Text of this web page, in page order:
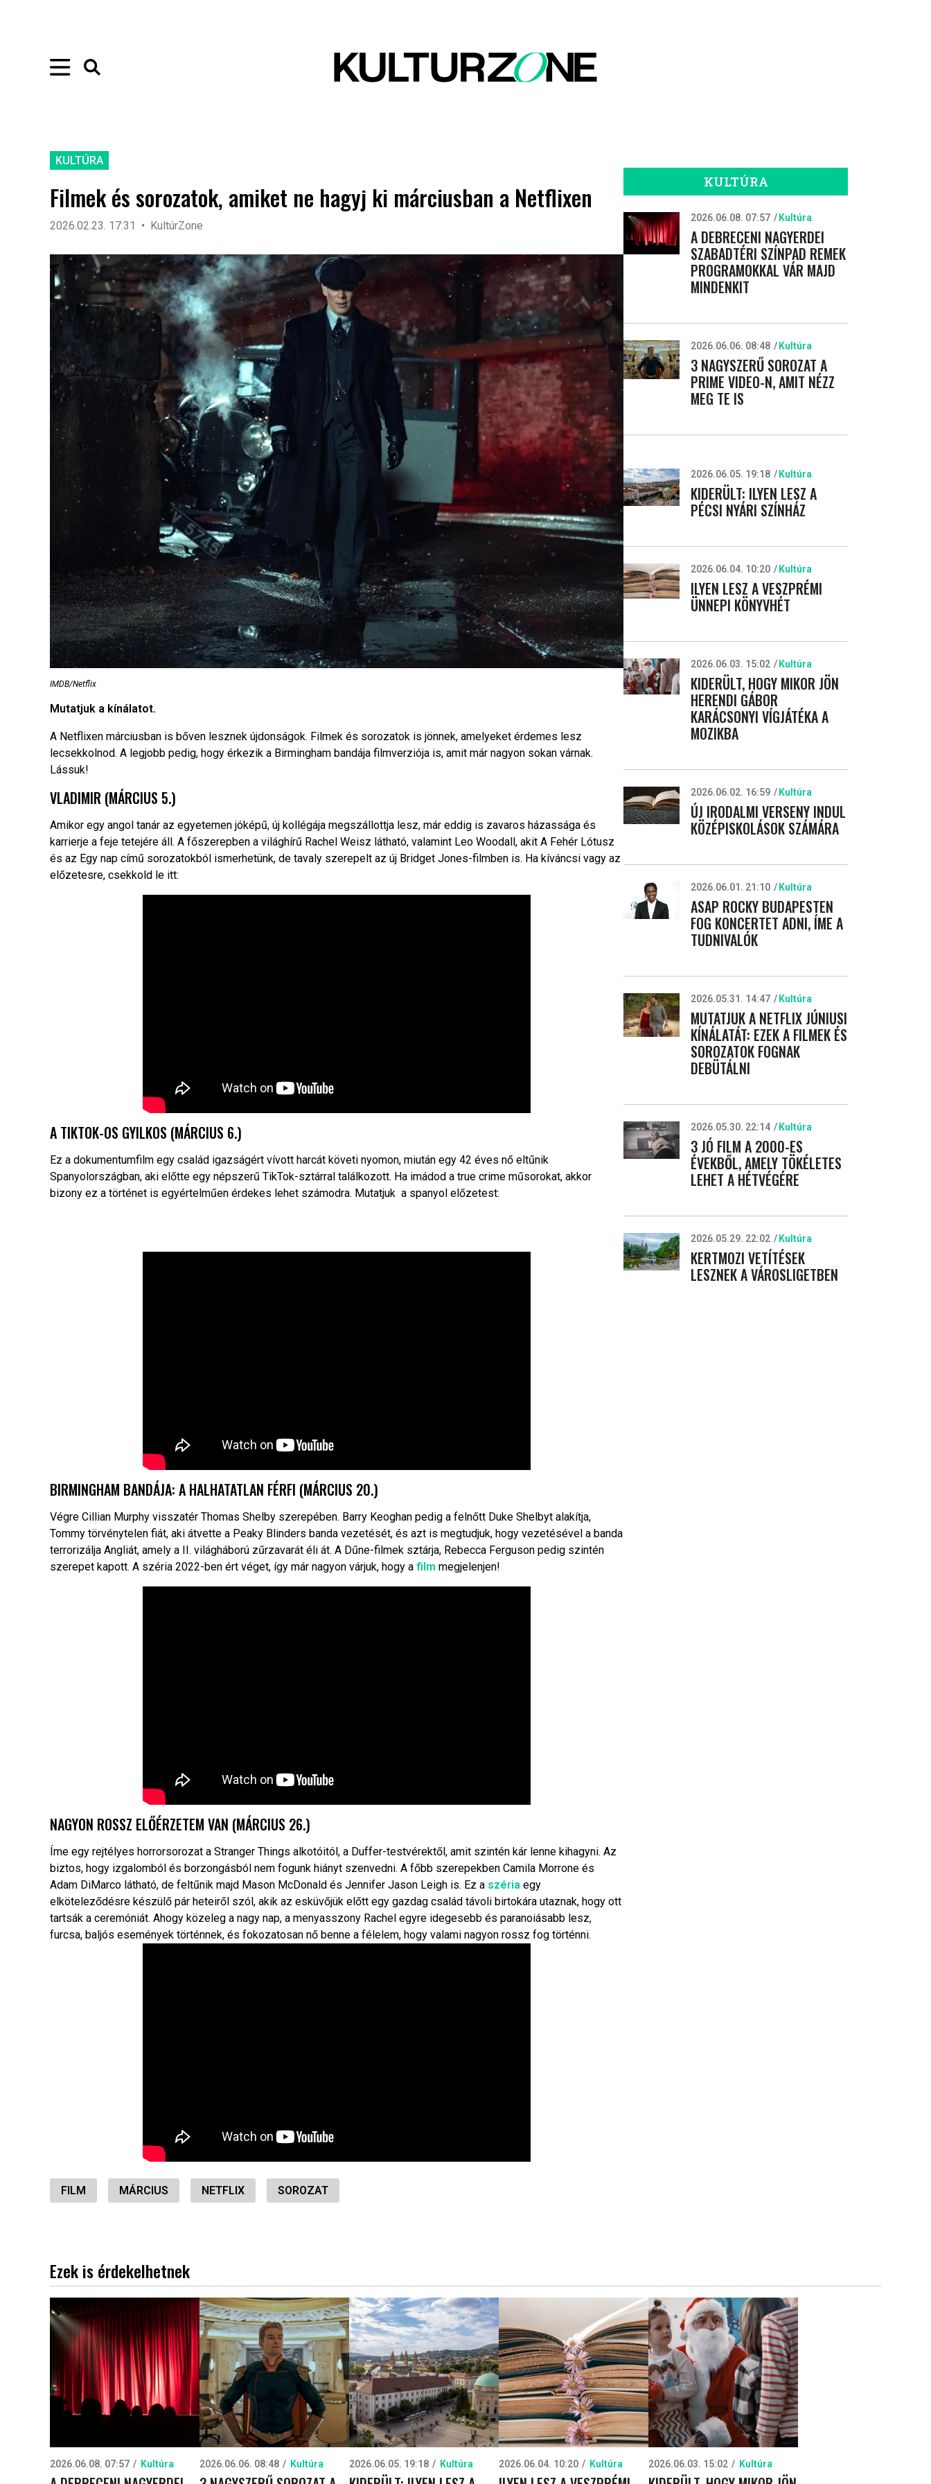
KULTÚRA
Filmek és sorozatok, amiket ne hagyj ki márciusban a Netflixen
2026.02.23. 17:31 KultúrZone
IMDB/Netflix
Mutatjuk a kínálatot.
A Netflixen márciusban is bőven lesznek újdonságok. Filmek és sorozatok is jönnek, amelyeket érdemes lesz
lecsekkolnod. A legjobb pedig, hogy érkezik a Birmingham bandája filmverziója is, amit már nagyon sokan várnak.
Lássuk!
VLADIMIR (MÁRCIUS 5.)
Amikor egy angol tanár az egyetemen jóképű, új kollégája megszállottja lesz, már eddig is zavaros házassága és
karrierje a feje tetejére áll. A főszerepben a világhírű Rachel Weisz látható, valamint Leo Woodall, akit A Fehér Lótusz
és az Egy nap című sorozatokból ismerhetünk, de tavaly szerepelt az új Bridget Jones-filmben is. Ha kíváncsi vagy az
előzetesre, csekkold le itt:
A TIKTOK-OS GYILKOS (MÁRCIUS 6.)
Ez a dokumentumfilm egy család igazságért vívott harcát követi nyomon, miután egy 42 éves nő eltűnik
Spanyolországban, aki előtte egy népszerű TikTok-sztárral találkozott. Ha imádod a true crime műsorokat, akkor
bizony ez a történet is egyértelműen érdekes lehet számodra. Mutatjuk a spanyol előzetest:
BIRMINGHAM BANDÁJA: A HALHATATLAN FÉRFI (MÁRCIUS 20.)
Végre Cillian Murphy visszatér Thomas Shelby szerepében. Barry Keoghan pedig a felnőtt Duke Shelbyt alakítja,
Tommy törvénytelen fiát, aki átvette a Peaky Blinders banda vezetését, és azt is megtudjuk, hogy vezetésével a banda
terrorizálja Angliát, amely a II. világháború zűrzavarát éli át. A Dűne-filmek sztárja, Rebecca Ferguson pedig szintén
szerepet kapott. A széria 2022-ben ért véget, így már nagyon várjuk, hogy a film megjelenjen!
NAGYON ROSSZ ELŐÉRZETEM VAN (MÁRCIUS 26.)
Íme egy rejtélyes horrorsorozat a Stranger Things alkotóitól, a Duffer-testvérektől, amit szintén kár lenne kihagyni. Az
biztos, hogy izgalomból és borzongásból nem fogunk hiányt szenvedni. A főbb szerepekben Camila Morrone és
Adam DiMarco látható, de feltűnik majd Mason McDonald és Jennifer Jason Leigh is. Ez a széria egy
elköteleződésre készülő pár heteiről szól, akik az esküvőjük előtt egy gazdag család távoli birtokára utaznak, hogy ott
tartsák a ceremóniát. Ahogy közeleg a nagy nap, a menyasszony Rachel egyre idegesebb és paranoiásabb lesz,
furcsa, baljós események történnek, és fokozatosan nő benne a félelem, hogy valami nagyon rossz fog történni.
FILM MÁRCIUS NETFLIX SOROZAT
KULTÚRA
2026.06.08. 07:57 Kultúra
A DEBRECENI NAGYERDEI
SZABADTÉRI SZÍNPAD REMEK
PROGRAMOKKAL VÁR MAJD
MINDENKIT
2026.06.06. 08:48 Kultúra
3 NAGYSZERŰ SOROZAT A
PRIME VIDEO-N, AMIT NÉZZ
MEG TE IS
2026.06.05. 19:18 Kultúra
KIDERÜLT: ILYEN LESZ A
PÉCSI NYÁRI SZÍNHÁZ
2026.06.04. 10:20 Kultúra
ILYEN LESZ A VESZPRÉMI
ÜNNEPI KÖNYVHÉT
2026.06.03. 15:02 Kultúra
KIDERÜLT, HOGY MIKOR JÖN
HERENDI GÁBOR
KARÁCSONYI VÍGJÁTÉKA A
MOZIKBA
2026.06.02. 16:59 Kultúra
ÚJ IRODALMI VERSENY INDUL
KÖZÉPISKOLÁSOK SZÁMÁRA
2026.06.01. 21:10 Kultúra
ASAP ROCKY BUDAPESTEN
FOG KONCERTET ADNI, ÍME A
TUDNIVALÓK
2026.05.31. 14:47 Kultúra
MUTATJUK A NETFLIX JÚNIUSI
KÍNÁLATÁT: EZEK A FILMEK ÉS
SOROZATOK FOGNAK
DEBÜTÁLNI
2026.05.30. 22:14 Kultúra
3 JÓ FILM A 2000-ES
ÉVEKBŐL, AMELY TÖKÉLETES
LEHET A HÉTVÉGÉRE
2026.05.29. 22:02 Kultúra
KERTMOZI VETÍTÉSEK
LESZNEK A VÁROSLIGETBEN
Ezek is érdekelhetnek
2026.06.08. 07:57 Kultúra 2026.06.06. 08:48 Kultúra 2026.06.05. 19:18 Kultúra 2026.06.04. 10:20 Kultúra 2026.06.03. 15:02 Kultúra